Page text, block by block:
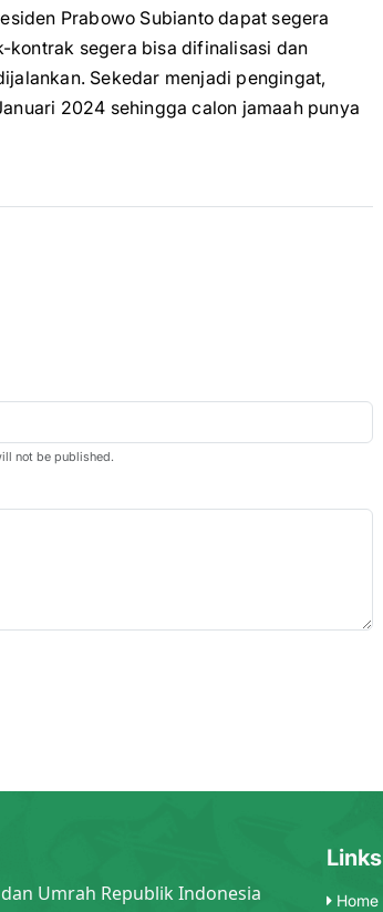
Prabowo Subianto dapat segera
kontrak segera bisa difinalisasi dan
Sekedar menjadi pengingat,
2024 sehingga calon jamaah punya
not be published.
Umrah Republik Indonesia
Links
Home